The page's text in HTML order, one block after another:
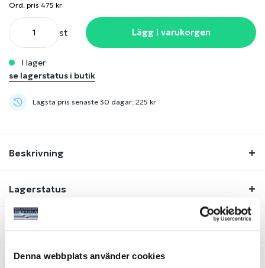
Denna webbplats använder cookies
Ord. pris 475 kr
st Lägg i varukorgen
i lager
se lagerstatus i butik
Lägsta pris senaste 30 dagar: 225 kr
Beskrivning
Lagerstatus